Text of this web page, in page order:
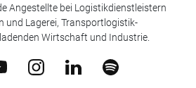
Angestellte bei Logistikdienstleistern
und Lagerei, Transportlogistik-
Wirtschaft und Industrie.